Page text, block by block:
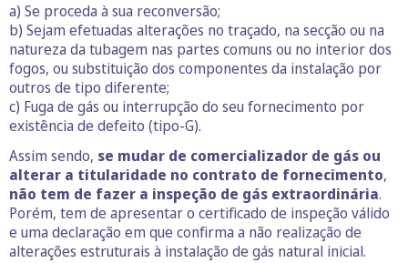
a) Se proceda à sua reconversão;
b) Sejam efetuadas alterações no traçado, na secção ou na
natureza da tubagem nas partes comuns ou no interior dos
fogos, ou substituição dos componentes da instalação por
outros de tipo diferente;
c) Fuga de gás ou interrupção do seu fornecimento por
existência de defeito (tipo-G).
Assim sendo, se mudar de comercializador de gás ou
alterar a titularidade no contrato de fornecimento,
não tem de fazer a inspeção de gás extraordinária.
Porém, tem de apresentar o certificado de inspeção válido
e uma declaração em que confirma a não realização de
alterações estruturais à instalação de gás natural inicial.